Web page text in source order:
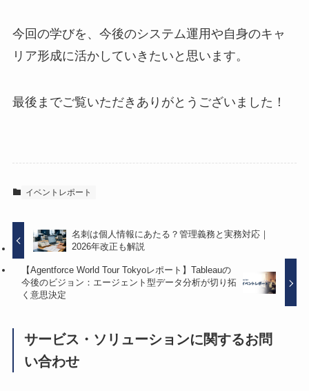
今回の学びを、今後のシステム運用や自身のキャ
リア形成に活かしていきたいと思います。
最後までご覧いただきありがとうございました！
イベントレポート
名刺は個人情報にあたる？管理義務と実務対応｜
2026年改正も解説
【Agentforce World Tour Tokyoレポート】Tableauの
今後のビジョン：エージェント型データ分析が切り拓
く意思決定
サービス・ソリューションに関するお問
い合わせ